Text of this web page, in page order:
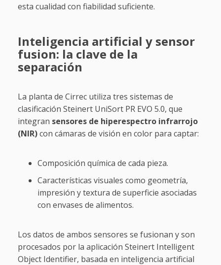
esta cualidad con fiabilidad suficiente.
Inteligencia artificial y sensor
fusion: la clave de la
separación
La planta de Cirrec utiliza tres sistemas de
clasificación Steinert UniSort PR EVO 5.0, que
integran sensores de hiperespectro infrarrojo
(NIR)con cámaras de visión en color para captar:
Composición química de cada pieza.
Características visuales como geometría,
impresión y textura de superficie asociadas
con envases de alimentos.
Los datos de ambos sensores se fusionan y son
procesados por la aplicación Steinert Intelligent
Object Identifier, basada en inteligencia artificial